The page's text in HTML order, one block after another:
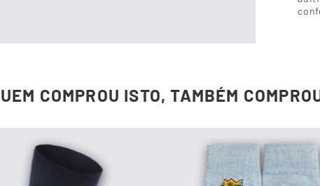
COMPROU ISTO, TAMBÉM